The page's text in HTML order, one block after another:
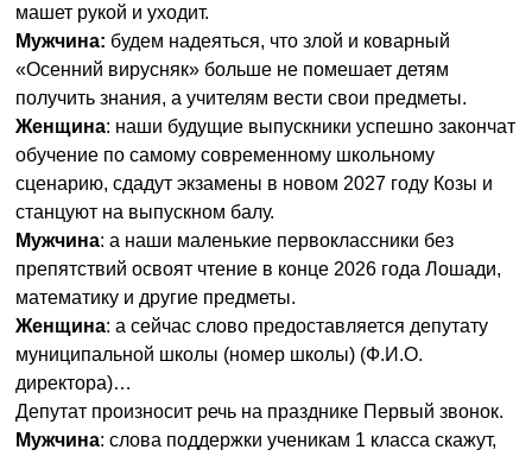
машет рукой и уходит.
Мужчина: будем надеяться, что злой и коварный
«Осенний вирусняк» больше не помешает детям
получить знания, а учителям вести свои предметы.
Женщина: наши будущие выпускники успешно закончат
обучение по самому современному школьному
сценарию, сдадут экзамены в новом 2027 году Козы и
станцуют на выпускном балу.
Мужчина: а наши маленькие первоклассники без
препятствий освоят чтение в конце 2026 года Лошади,
математику и другие предметы.
Женщина: а сейчас слово предоставляется депутату
муниципальной школы (номер школы) (Ф.И.О.
директора)…
Депутат произносит речь на празднике Первый звонок.
Мужчина: слова поддержки ученикам 1 класса скажут,